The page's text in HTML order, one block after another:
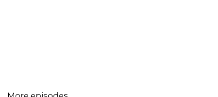
vår personlighet og vår sårbarhet for sykdom. Matés